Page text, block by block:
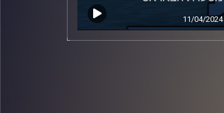
11/04/2024